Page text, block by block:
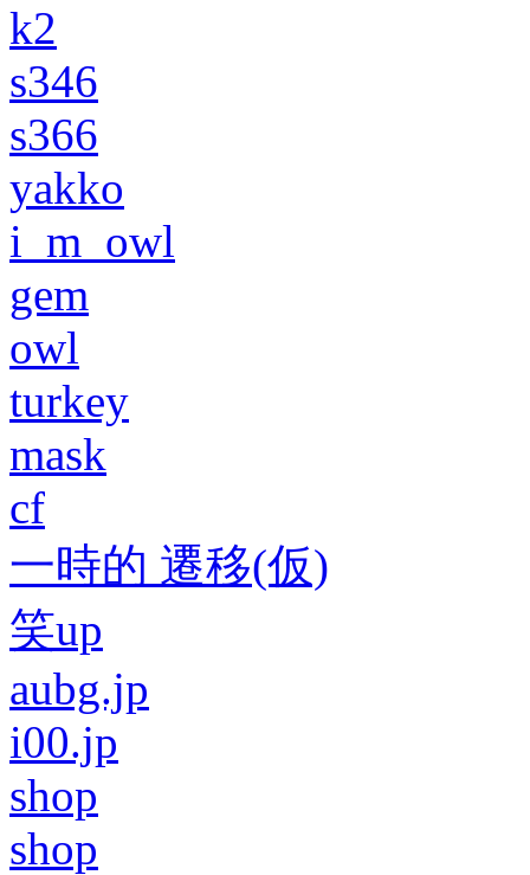
k2
s346
s366
yakko
i_m_owl
gem
owl
turkey
mask
cf
一時的 遷移(仮)
笑up
aubg.jp
i00.jp
shop
shop